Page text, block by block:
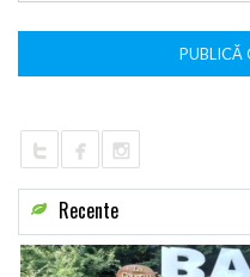
Recente